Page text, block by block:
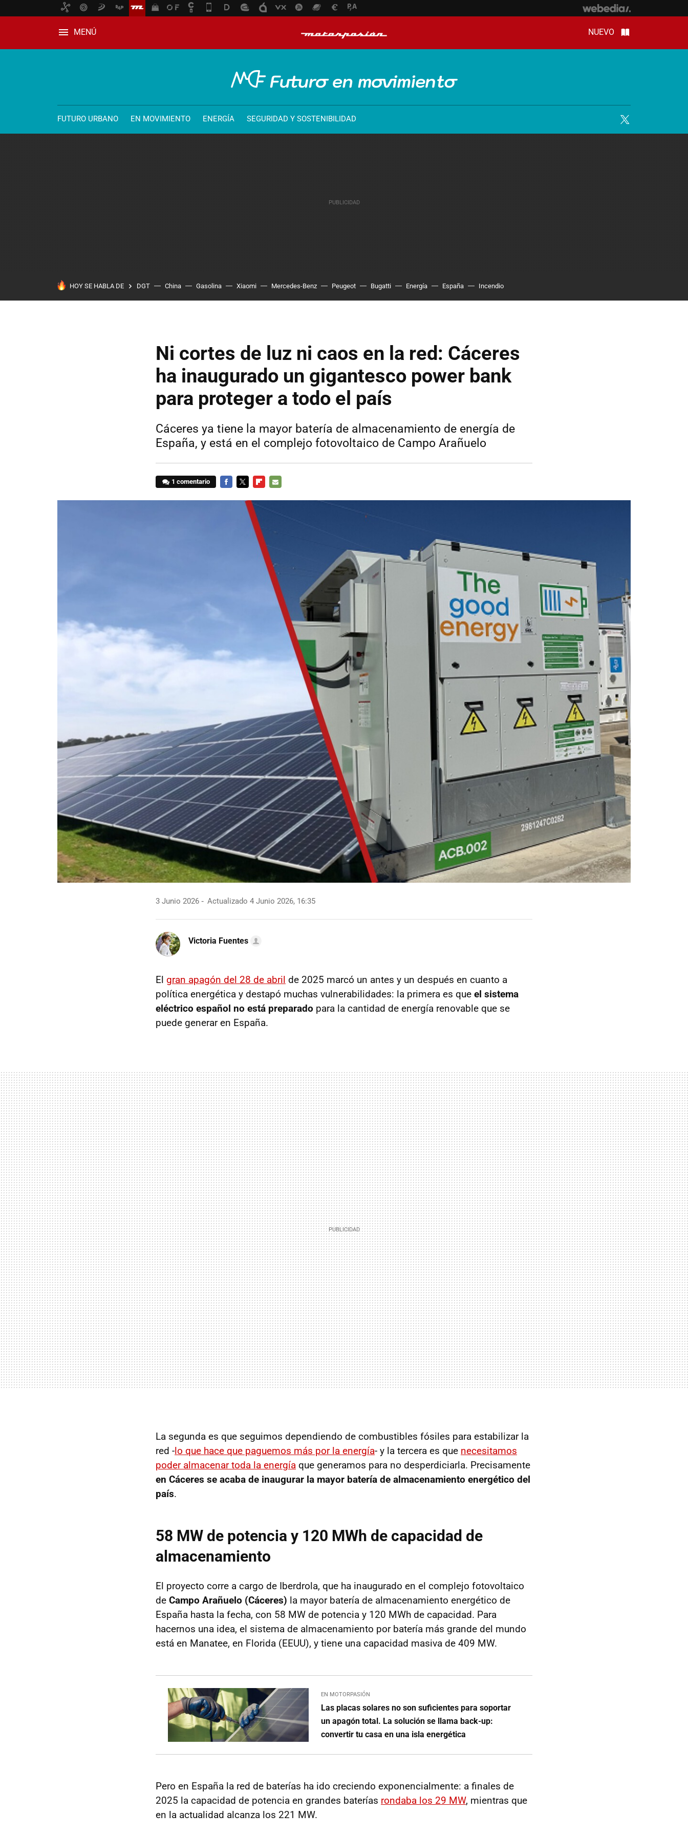
MENÚ NUEVO
FUTURO URBANO EN MOVIMIENTO ENERGÍA SEGURIDAD Y SOSTENIBILIDAD
HOY SE HABLA DE DGT China Gasolina Xiaomi Mercedes-Benz Peugeot Bugatti Energía España Incendio
Ni cortes de luz ni caos en la red: Cáceres
ha inaugurado un gigantesco power bank
para proteger a todo el país
Cáceres ya tiene la mayor batería de almacenamiento de energía de
España, y está en el complejo fotovoltaico de Campo Arañuelo
1 comentario
3 Junio 2026 Actualizado 4 Junio 2026, 16:35
Victoria Fuentes
El gran apagón del 28 de abril de 2025 marcó un antes y un después en cuanto a
política energética y destapó muchas vulnerabilidades: la primera es que el sistema
eléctrico español no está preparado para la cantidad de energía renovable que se
puede generar en España.
La segunda es que seguimos dependiendo de combustibles fósiles para estabilizar la
red -lo que hace que paguemos más por la energía- y la tercera es que necesitamos
poder almacenar toda la energía que generamos para no desperdiciarla. Precisamente
en Cáceres se acaba de inaugurar la mayor batería de almacenamiento energético del
país.
58 MW de potencia y 120 MWh de capacidad de
almacenamiento
El proyecto corre a cargo de Iberdrola, que ha inaugurado en el complejo fotovoltaico
de Campo Arañuelo (Cáceres) la mayor batería de almacenamiento energético de
España hasta la fecha, con 58 MW de potencia y 120 MWh de capacidad. Para
hacernos una idea, el sistema de almacenamiento por batería más grande del mundo
está en Manatee, en Florida (EEUU), y tiene una capacidad masiva de 409 MW.
EN MOTORPASIÓN
Las placas solares no son suficientes para soportar
un apagón total. La solución se llama back-up:
convertir tu casa en una isla energética
Pero en España la red de baterías ha ido creciendo exponencialmente: a finales de
2025 la capacidad de potencia en grandes baterías rondaba los 29 MW, mientras que
en la actualidad alcanza los 221 MW.